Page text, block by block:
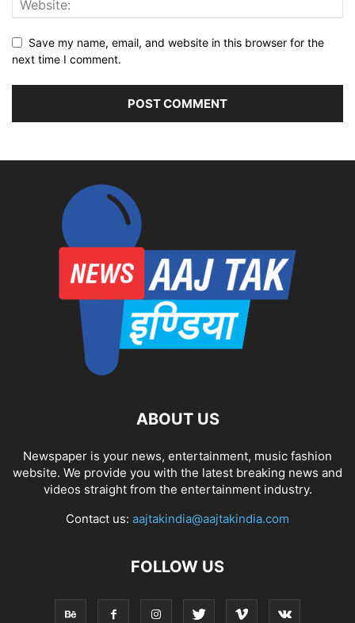
Save my name, email, and website in this browser for the
next time I comment.
ABOUT US
Newspaper is your news, entertainment, music fashion
website. We provide you with the latest breaking news and
videos straight from the entertainment industry.
Contact us: aajtakindia@aajtakindia.com
FOLLOW US